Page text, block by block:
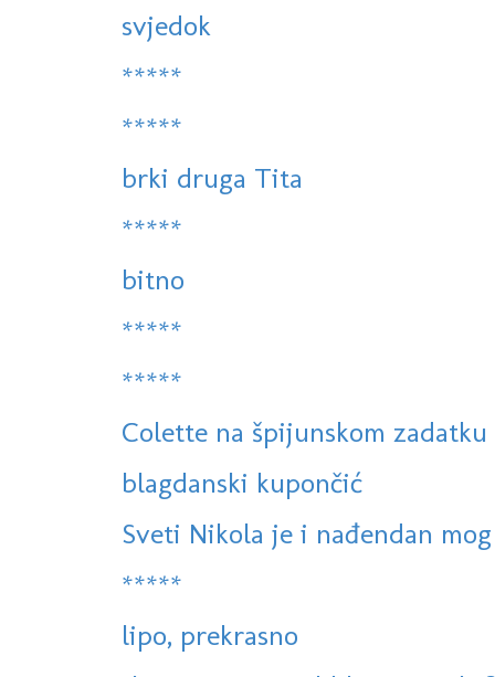
svjedok
*****
*****
brki druga Tita
*****
bitno
*****
*****
Colette na špijunskom
blagdanski kupončić
Sveti Nikola je i nađendan
*****
lipo, prekrasno